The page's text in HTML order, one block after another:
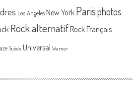
Los Angeles New York Parisphotos
Rock alternatif Rock Français
Suède Universal Warner